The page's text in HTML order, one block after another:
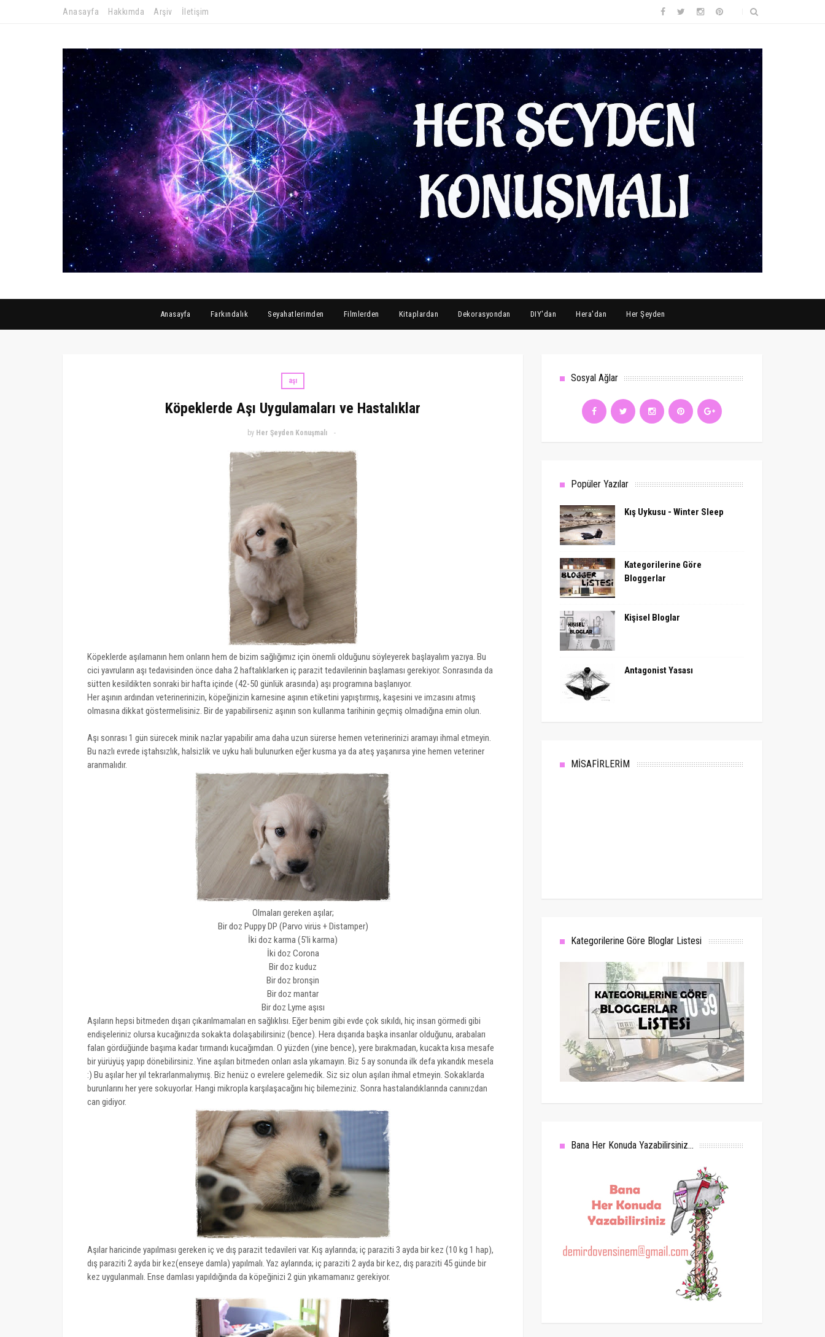
Anasayfa Hakkımda Arşiv İletişim
Anasayfa Farkındalık Seyahatlerimden Filmlerden Kitaplardan Dekorasyondan DIY'dan Hera'dan Her Şeyden
aşı
Köpeklerde Aşı Uygulamaları ve Hastalıklar
by Her Şeyden Konuşmalı
Köpeklerde aşılamanın hem onların hem de bizim sağlığımız için önemli olduğunu söyleyerek başlayalım yazıya. Bu
cici yavruların aşı tedavisinden önce daha 2 haftalıklarken iç parazit tedavilerinin başlaması gerekiyor. Sonrasında da
sütten kesildikten sonraki bir hafta içinde (42-50 günlük arasında) aşı programına başlanıyor.
Her aşının ardından veterinerinizin, köpeğinizin karnesine aşının etiketini yapıştırmış, kaşesini ve imzasını atmış
olmasına dikkat göstermelisiniz. Bir de yapabilirseniz aşının son kullanma tarihinin geçmiş olmadığına emin olun.
Aşı sonrası 1 gün sürecek minik nazlar yapabilir ama daha uzun sürerse hemen veterinerinizi aramayı ihmal etmeyin.
Bu nazlı evrede iştahsızlık, halsizlik ve uyku hali bulunurken eğer kusma ya da ateş yaşanırsa yine hemen veteriner
aranmalıdır.
Olmaları gereken aşılar;
Bir doz Puppy DP (Parvo virüs + Distamper)
İki doz karma (5'li karma)
İki doz Corona
Bir doz kuduz
Bir doz bronşin
Bir doz mantar
Bir doz Lyme aşısı
Aşıların hepsi bitmeden dışarı çıkarılmamaları en sağlıklısı. Eğer benim gibi evde çok sıkıldı, hiç insan görmedi gibi
endişeleriniz olursa kucağınızda sokakta dolaşabilirsiniz (bence). Hera dışarıda başka insanlar olduğunu, arabaları
falan gördüğünde başıma kadar tırmandı kucağımdan. O yüzden (yine bence), yere bırakmadan, kucakta kısa mesafe
bir yürüyüş yapıp dönebilirsiniz. Yine aşıları bitmeden onları asla yıkamayın. Biz 5 ay sonunda ilk defa yıkandık mesela
:) Bu aşılar her yıl tekrarlanmalıymış. Biz henüz o evrelere gelemedik. Siz siz olun aşıları ihmal etmeyin. Sokaklarda
burunlarını her yere sokuyorlar. Hangi mikropla karşılaşacağını hiç bilemeziniz. Sonra hastalandıklarında canınızdan
can gidiyor.
Aşılar haricinde yapılması gereken iç ve dış parazit tedavileri var. Kış aylarında; iç paraziti 3 ayda bir kez (10 kg 1 hap),
dış paraziti 2 ayda bir kez(enseye damla) yapılmalı. Yaz aylarında; iç paraziti 2 ayda bir kez, dış paraziti 45 günde bir
kez uygulanmalı. Ense damlası yapıldığında da köpeğinizi 2 gün yıkamamanız gerekiyor.
Sosyal Ağlar
Popüler Yazılar
Kış Uykusu - Winter Sleep
Kategorilerine Göre
Bloggerlar
Kişisel Bloglar
Antagonist Yasası
MİSAFİRLERİM
Kategorilerine Göre Bloglar Listesi
Bana Her Konuda Yazabilirsiniz...